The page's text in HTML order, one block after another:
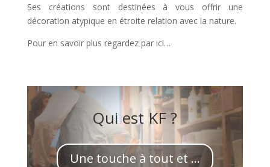
Ses créations sont destinées à vous offrir une
décoration atypique en étroite relation avec la nature.
Pour en savoir plus regardez par ici…
Qui est KF ?
Une touche à tout et …